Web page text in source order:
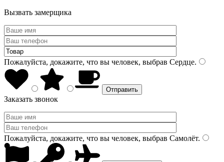
Вызвать замерщика
Пожалуйста, докажите, что вы человек, выбрав Сердце.
Заказать звонок
Пожалуйста, докажите, что вы человек, выбрав Самолёт.